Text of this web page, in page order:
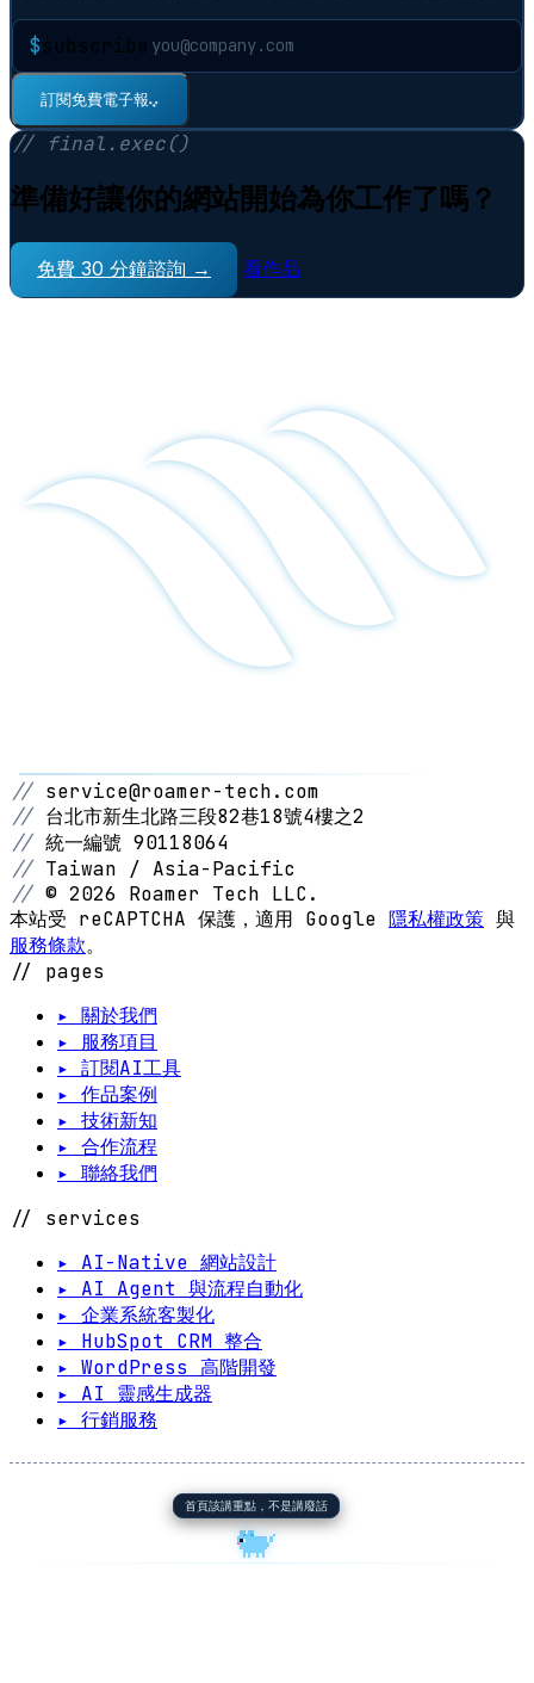
$subscribe
訂閱免費電子報⠋
// final.exec()
準備好讓你的網站開始為你工作了嗎？
免費 30 分鐘諮詢 → 看作品
// service@roamer-tech.com
// 台北市新生北路三段82巷18號4樓之2
// 統一編號 90118064
// Taiwan / Asia-Pacific
// © 2026 Roamer Tech LLC.
本站受 reCAPTCHA 保護，適用 Google 隱私權政策 與
服務條款。
// pages
▸ 關於我們
▸ 服務項目
▸ 訂閱AI工具
▸ 作品案例
▸ 技術新知
▸ 合作流程
▸ 聯絡我們
// services
▸ AI-Native 網站設計
▸ AI Agent 與流程自動化
▸ 企業系統客製化
▸ HubSpot CRM 整合
▸ WordPress 高階開發
▸ AI 靈感生成器
▸ 行銷服務
首頁該講重點，不是講廢話